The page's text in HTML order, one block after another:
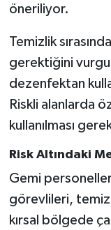
öneriliyor.
Temizlik
gerektiğini
dezenfektan
Riskli alanlarda
kullanılması
Risk Altındaki
Gemi
görevlileri,
kırsal bölgede